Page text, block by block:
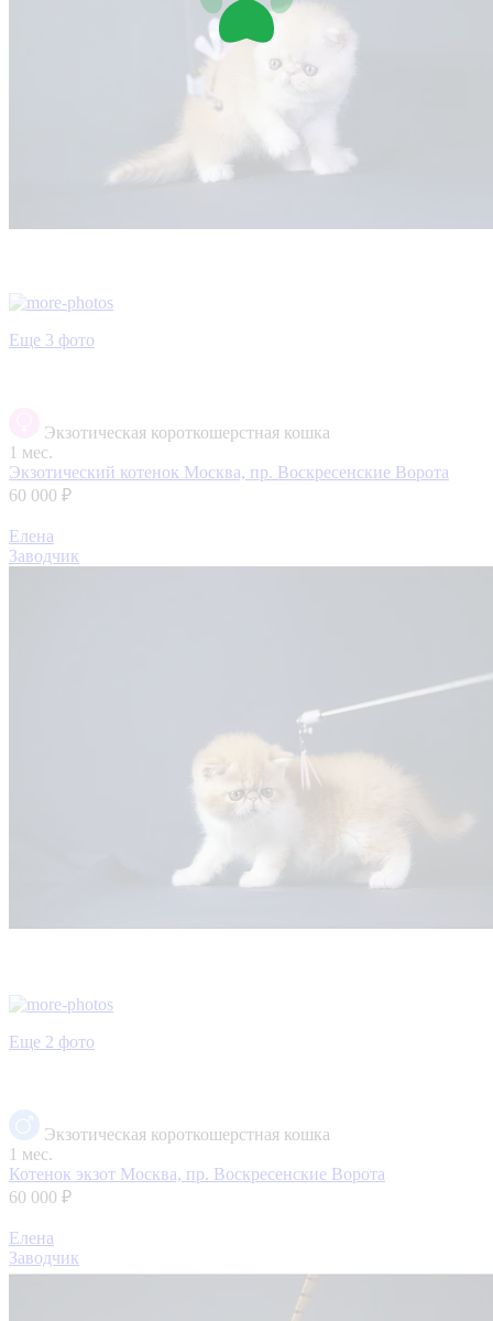
Еще 3 фото
Экзотическая короткошерстная кошка
1 мес.
Экзотический котенок Москва, пр. Воскресенские Ворота
60 000 ₽
Елена
Заводчик
Еще 2 фото
Экзотическая короткошерстная кошка
1 мес.
Котенок экзот Москва, пр. Воскресенские Ворота
60 000 ₽
Елена
Заводчик